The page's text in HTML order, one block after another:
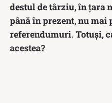
destul de târziu, în țara
până în prezent, nu mai
referendumuri. Totuși,
acestea?